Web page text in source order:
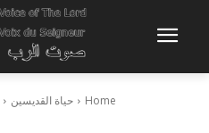
Home حياة القديسين